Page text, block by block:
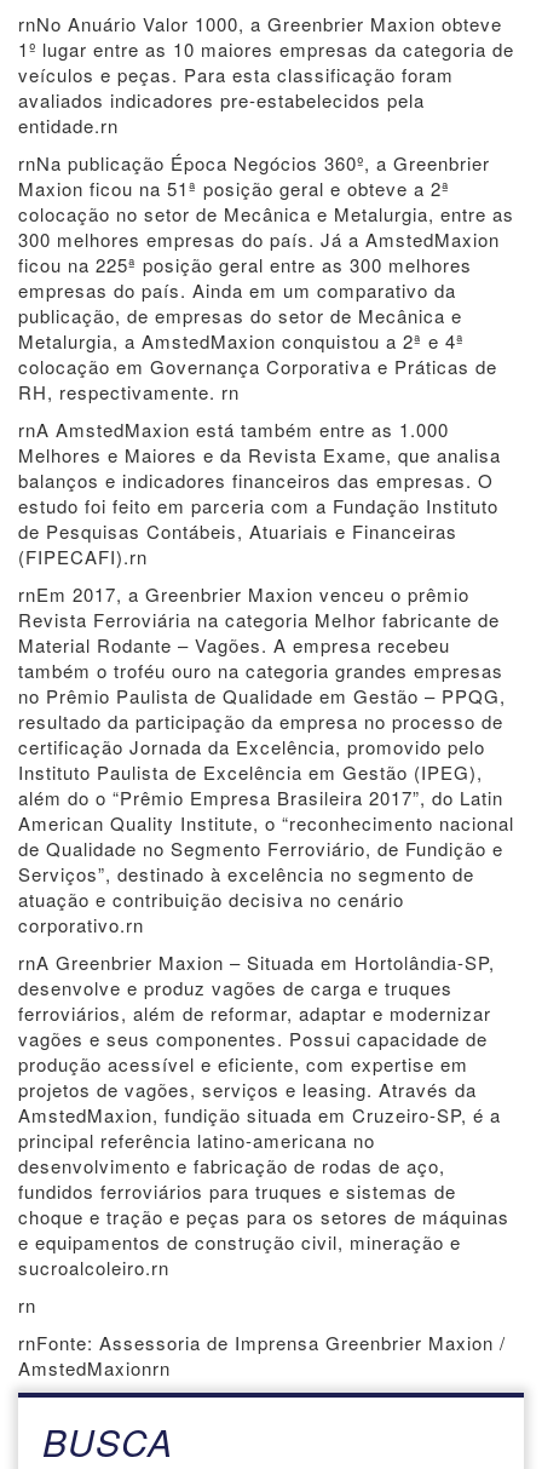
rnNo Anuário Valor 1000, a Greenbrier Maxion obteve
1º lugar entre as 10 maiores empresas da categoria de
veículos e peças. Para esta classificação foram
avaliados indicadores pre-estabelecidos pela
entidade.rn
rnNa publicação Época Negócios 360º, a Greenbrier
Maxion ficou na 51ª posição geral e obteve a 2ª
colocação no setor de Mecânica e Metalurgia, entre as
300 melhores empresas do país. Já a AmstedMaxion
ficou na 225ª posição geral entre as 300 melhores
empresas do país. Ainda em um comparativo da
publicação, de empresas do setor de Mecânica e
Metalurgia, a AmstedMaxion conquistou a 2ª e 4ª
colocação em Governança Corporativa e Práticas de
RH, respectivamente. rn
rnA AmstedMaxion está também entre as 1.000
Melhores e Maiores e da Revista Exame, que analisa
balanços e indicadores financeiros das empresas. O
estudo foi feito em parceria com a Fundação Instituto
de Pesquisas Contábeis, Atuariais e Financeiras
(FIPECAFI).rn
rnEm 2017, a Greenbrier Maxion venceu o prêmio
Revista Ferroviária na categoria Melhor fabricante de
Material Rodante – Vagões. A empresa recebeu
também o troféu ouro na categoria grandes empresas
no Prêmio Paulista de Qualidade em Gestão – PPQG,
resultado da participação da empresa no processo de
certificação Jornada da Excelência, promovido pelo
Instituto Paulista de Excelência em Gestão (IPEG),
além do o “Prêmio Empresa Brasileira 2017”, do Latin
American Quality Institute, o “reconhecimento nacional
de Qualidade no Segmento Ferroviário, de Fundição e
Serviços”, destinado à excelência no segmento de
atuação e contribuição decisiva no cenário
corporativo.rn
rnA Greenbrier Maxion – Situada em Hortolândia-SP,
desenvolve e produz vagões de carga e truques
ferroviários, além de reformar, adaptar e modernizar
vagões e seus componentes. Possui capacidade de
produção acessível e eficiente, com expertise em
projetos de vagões, serviços e leasing. Através da
AmstedMaxion, fundição situada em Cruzeiro-SP, é a
principal referência latino-americana no
desenvolvimento e fabricação de rodas de aço,
fundidos ferroviários para truques e sistemas de
choque e tração e peças para os setores de máquinas
e equipamentos de construção civil, mineração e
sucroalcoleiro.rn
rn
rnFonte: Assessoria de Imprensa Greenbrier Maxion /
AmstedMaxionrn
BUSCA